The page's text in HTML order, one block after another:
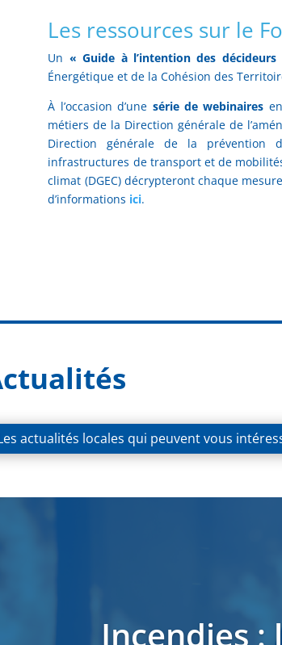
Les ressources sur le
Un « Guide à l’intention des décideurs
Énergétique et de la Cohésion des
À l’occasion d’une série de webinaires
métiers de la Direction générale de
Direction générale de la prévention
infrastructures de transport et de
climat (DGEC) décrypteront chaque
d’informations ici.
actualités locales qui peuvent vous
Incendies :